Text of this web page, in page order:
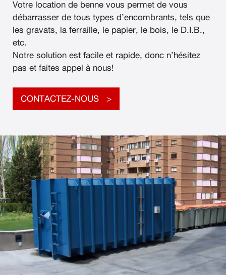
Votre location de benne vous permet de vous
débarrasser de tous types d’encombrants, tels que
les gravats, la ferraille, le papier, le bois, le D.I.B.,
etc.
Notre solution est facile et rapide, donc n’hésitez
pas et faites appel à nous!
CONTACTEZ-NOUS